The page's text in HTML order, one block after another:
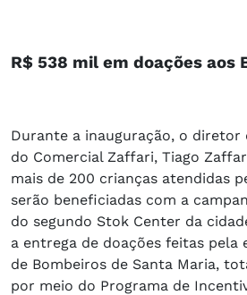
R$ 538 mil em doações aos
Durante a inauguração, o diretor
do Comercial Zaffari, Tiago
mais de 200 crianças atendidas
serão beneficiadas com a
do segundo Stok Center da
a entrega de doações feitas pela
de Bombeiros de Santa Maria,
por meio do Programa de